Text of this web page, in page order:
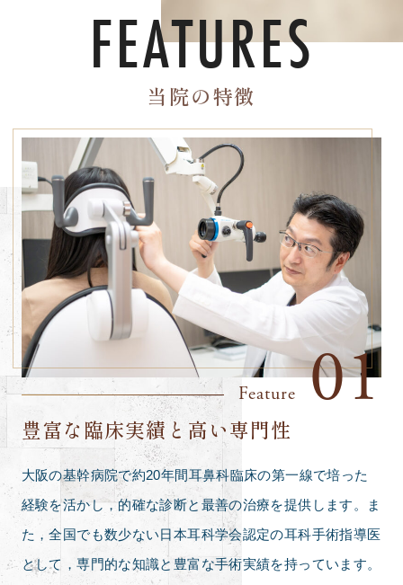
FEATURES
当院の特徴
Feature 01
豊富な臨床実績と高い専門性
大阪の基幹病院で約20年間耳鼻科臨床の第一線で培った
経験を活かし，的確な診断と最善の治療を提供します。ま
た，全国でも数少ない日本耳科学会認定の耳科手術指導医
として，専門的な知識と豊富な手術実績を持っています。